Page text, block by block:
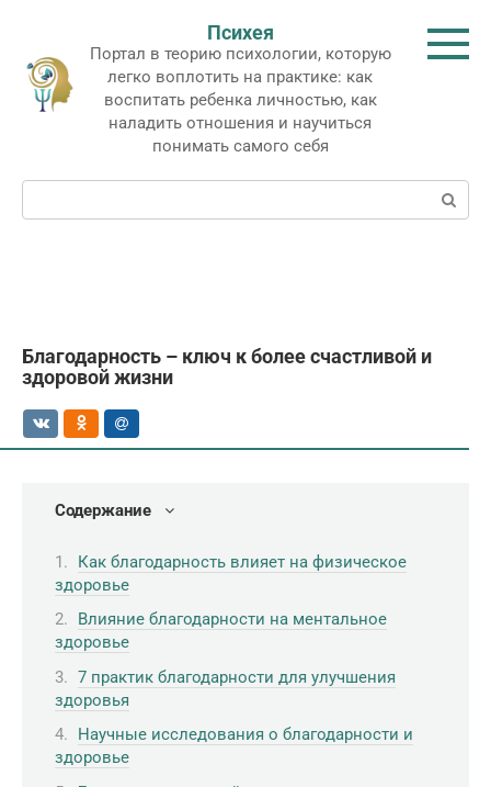
контенту
Психея
Портал в теорию психологии, которую
легко воплотить на практике: как
воспитать ребенка личностью, как
наладить отношения и научиться
понимать самого себя
Поиск:
Благодарность – ключ к более счастливой и
здоровой жизни
Содержание
Как благодарность влияет на физическое
здоровье
Влияние благодарности на ментальное
здоровье
7 практик благодарности для улучшения
здоровья
Научные исследования о благодарности и
здоровье